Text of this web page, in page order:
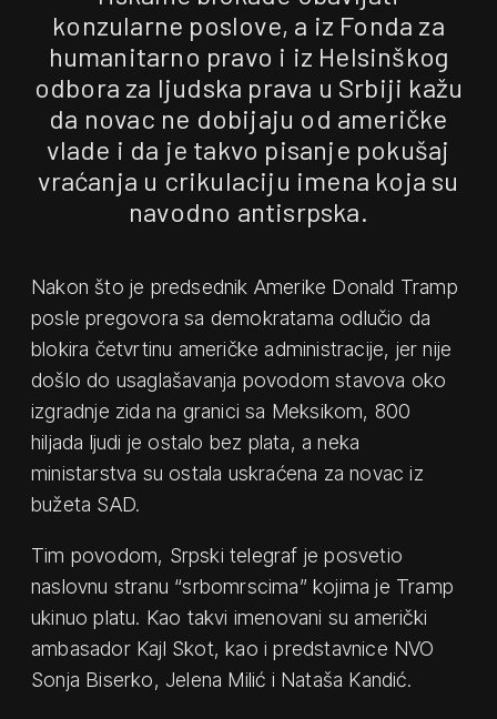
konzularne poslove, a iz Fonda za
humanitarno pravo i iz Helsinškog
odbora za ljudska prava u Srbiji kažu
da novac ne dobijaju od američke
vlade i da je takvo pisanje pokušaj
vraćanja u crikulaciju imena koja su
navodno antisrpska.
Nakon što je predsednik Amerike Donald Tramp
posle pregovora sa demokratama odlučio da
blokira četvrtinu američke administracije, jer nije
došlo do usaglašavanja povodom stavova oko
izgradnje zida na granici sa Meksikom, 800
hiljada ljudi je ostalo bez plata, a neka
ministarstva su ostala uskraćena za novac iz
bužeta SAD.
Tim povodom, Srpski telegraf je posvetio
naslovnu stranu “srbomrscima” kojima je Tramp
ukinuo platu. Kao takvi imenovani su američki
ambasador Kajl Skot, kao i predstavnice NVO
Sonja Biserko, Jelena Milić i Nataša Kandić.